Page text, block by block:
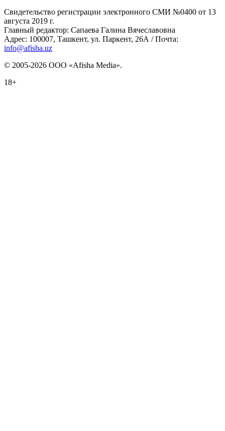
Свидетельство регистрации электронного СМИ №0400 от 13
августа 2019 г.
Главный редактор: Сапаева Галина Вячеславовна
Адрес: 100007, Ташкент, ул. Паркент, 26А / Почта:
info@afisha.uz
© 2005-2026 ООО «Afisha Media».
18+